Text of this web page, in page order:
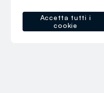
Accetta tutti i
cookie